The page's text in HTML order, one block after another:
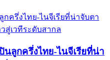
นลูกครึ่งไทย-ไนจีเรียที่น่า